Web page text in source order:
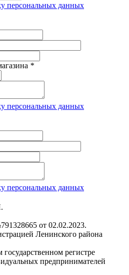
персональных данных
*
персональных данных
персональных данных
от 02.02.2023.
Ленинского района
регистре
предпринимателей